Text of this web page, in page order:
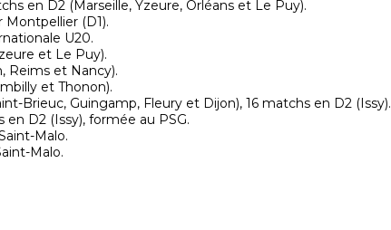
en D2 (Marseille, Yzeure, Orléans et Le Puy).
(D1).
U20.
et Le Puy).
Reims et Nancy).
et Thonon).
Brieuc, Guingamp, Fleury et Dijon), 16 matchs en D2 (Issy).
en D2 (Issy), formée au PSG.
Malo.
Malo.